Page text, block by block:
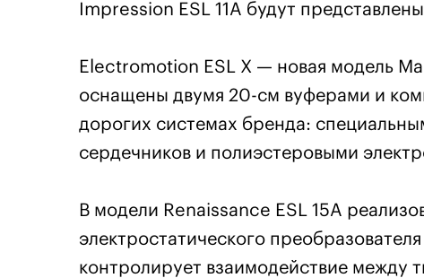
Impression ESL 11A будут
Electromotion ESL X — новая модель
оснащены двумя 20-см вуферами и
дорогих системах бренда:
сердечников и полиэстеровыми
В модели Renaissance ESL 15A
электростатического
контролирует взаимодействие между